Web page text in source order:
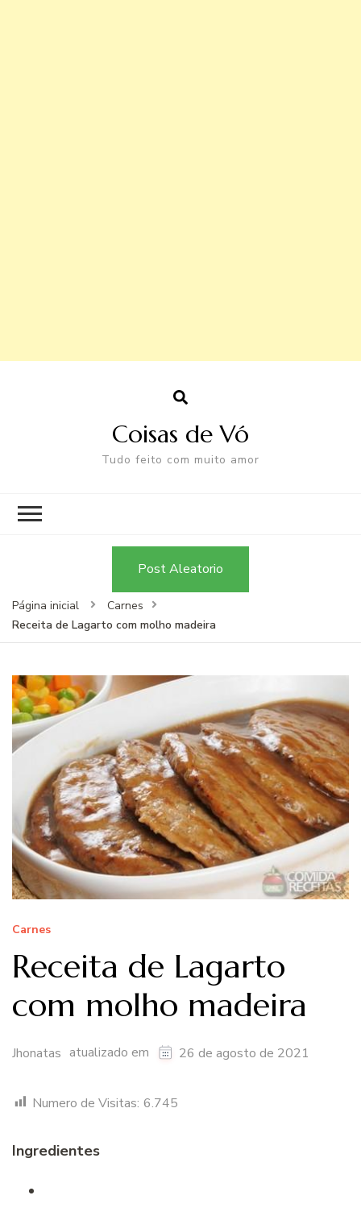
Coisas de Vó
Tudo feito com muito amor
Post Aleatorio
Página inicial
Carnes
Receita de Lagarto com molho madeira
Carnes
Receita de Lagarto
com molho madeira
Jhonatas atualizado em 26 de agosto de 2021
Numero de Visitas: 6.745
Ingredientes